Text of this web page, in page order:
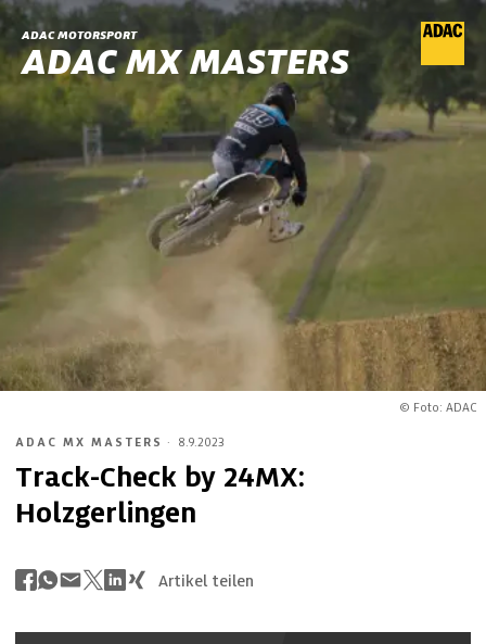
ADAC MOTORSPORT
ADAC MX MASTERS
© Foto: ADAC
ADAC MX MASTERS · 8.9.2023
Track-Check by 24MX:
Holzgerlingen
Artikel teilen